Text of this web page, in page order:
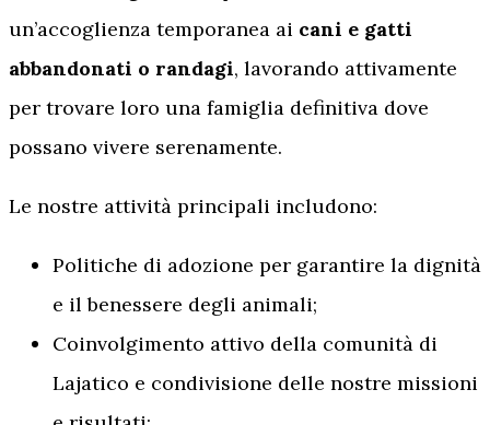
un’accoglienza temporanea ai cani e gatti
abbandonati o randagi, lavorando attivamente
per trovare loro una famiglia definitiva dove
possano vivere serenamente.
Le nostre attività principali includono:
Politiche di adozione per garantire la dignità
e il benessere degli animali;
Coinvolgimento attivo della comunità di
Lajatico e condivisione delle nostre missioni